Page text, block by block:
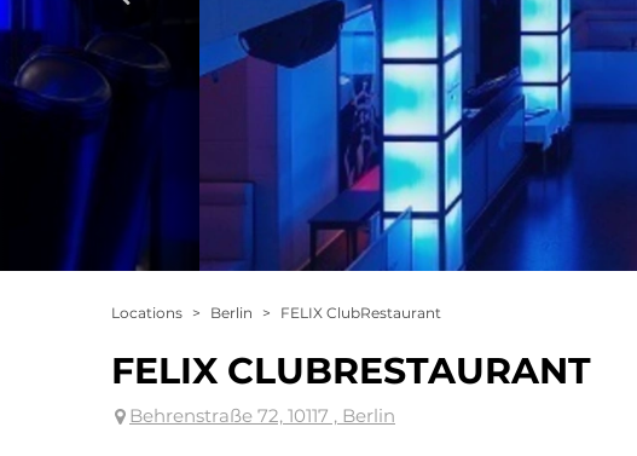
Locations > Berlin > FELIX ClubRestaurant
FELIX CLUBRESTAURANT
Behrenstraße 72, 10117 , Berlin